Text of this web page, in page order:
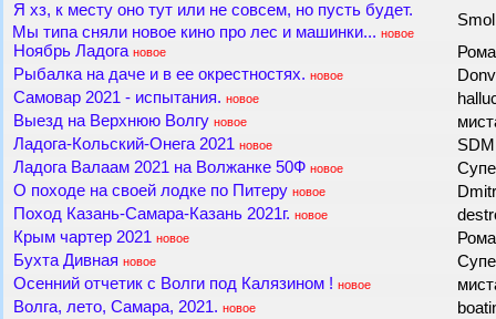
Я хз, к месту оно тут или не совсем, но пусть будет.
Мы типа сняли новое кино про лес и машинки... новое
Ноябрь Ладога новое
Рыбалка на даче и в ее окрестностях. новое
Самовар 2021 - испытания. новое
Выезд на Верхнюю Волгу новое
Ладога-Кольский-Онега 2021 новое
Ладога Валаам 2021 на Волжанке 50Ф новое
О походе на своей лодке по Питеру новое
Поход Казань-Самара-Казань 2021г. новое
Крым чартер 2021 новое
Бухта Дивная новое
Осенний отчетик с Волги под Калязином ! новое
Волга, лето, Самара, 2021. новое